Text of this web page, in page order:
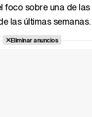
foco sobre una de las
las últimas semanas.
Eliminar anuncios